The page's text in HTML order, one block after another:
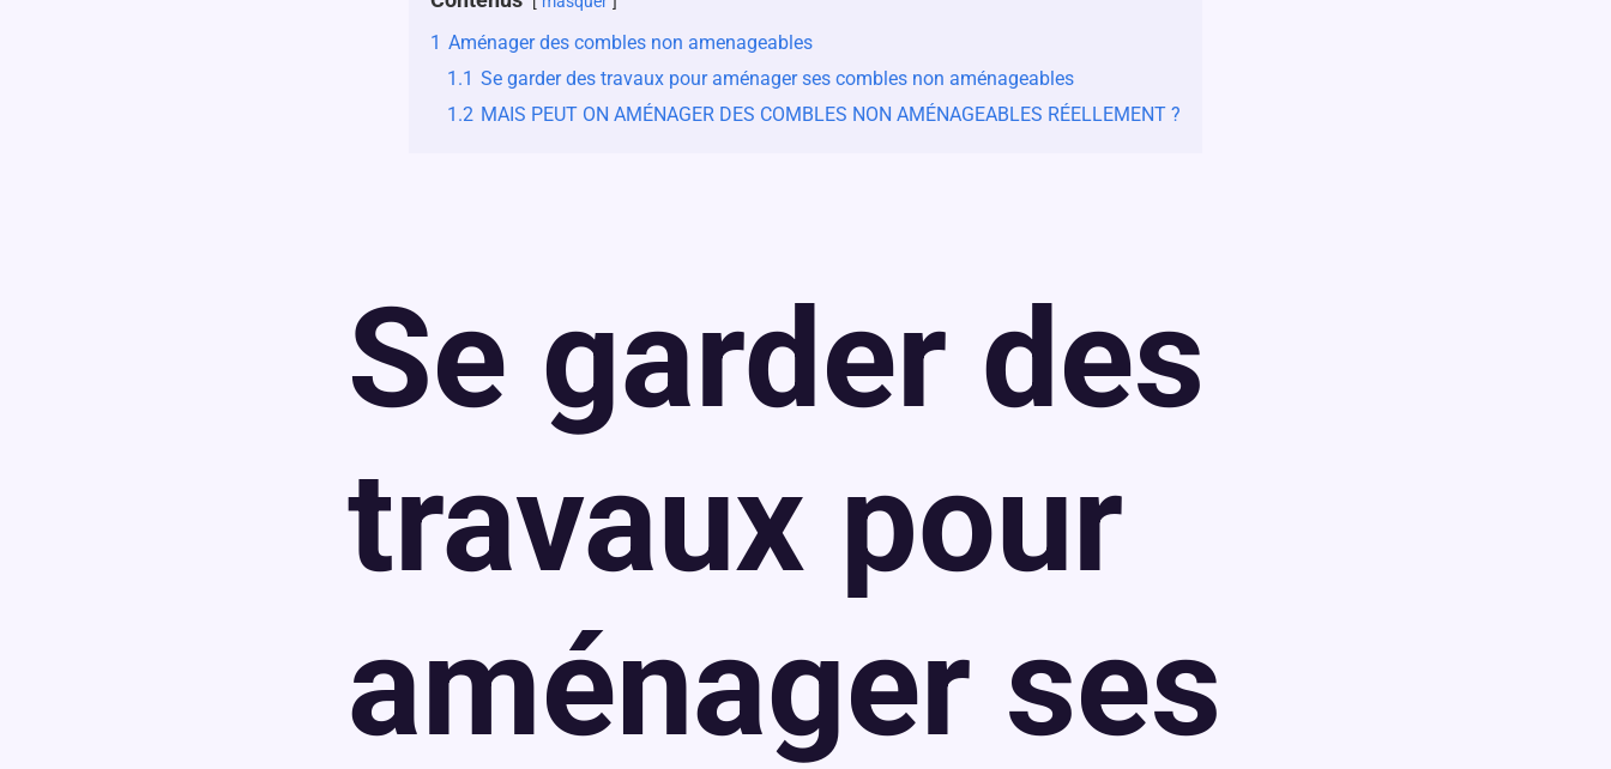
1 Aménager des combles non amenageables
1.1 Se garder des travaux pour aménager ses combles non aménageables
1.2 MAIS PEUT ON AMÉNAGER DES COMBLES NON AMÉNAGEABLES RÉELLEMENT ?
Se garder des
travaux pour
aménager ses